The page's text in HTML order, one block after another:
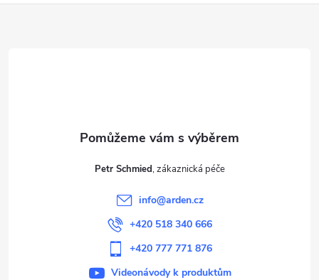
Petr Schmied
info@arden.cz
+420 518 340 666
+420 777 771 876
Videonávody k produktům